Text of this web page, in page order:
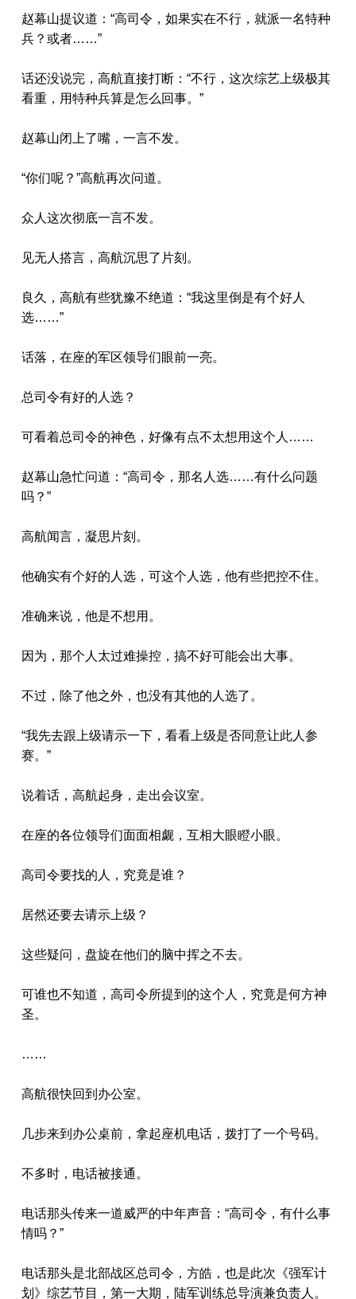
赵幕山提议道：“高司令，如果实在不行，就派一名特种
兵？或者……”
话还没说完，高航直接打断：“不行，这次综艺上级极其
看重，用特种兵算是怎么回事。”
赵幕山闭上了嘴，一言不发。
“你们呢？”高航再次问道。
众人这次彻底一言不发。
见无人搭言，高航沉思了片刻。
良久，高航有些犹豫不绝道：“我这里倒是有个好人
选……”
话落，在座的军区领导们眼前一亮。
总司令有好的人选？
可看着总司令的神色，好像有点不太想用这个人……
赵幕山急忙问道：“高司令，那名人选……有什么问题
吗？”
高航闻言，凝思片刻。
他确实有个好的人选，可这个人选，他有些把控不住。
准确来说，他是不想用。
因为，那个人太过难操控，搞不好可能会出大事。
不过，除了他之外，也没有其他的人选了。
“我先去跟上级请示一下，看看上级是否同意让此人参
赛。”
说着话，高航起身，走出会议室。
在座的各位领导们面面相觑，互相大眼瞪小眼。
高司令要找的人，究竟是谁？
居然还要去请示上级？
这些疑问，盘旋在他们的脑中挥之不去。
可谁也不知道，高司令所提到的这个人，究竟是何方神
圣。
……
高航很快回到办公室。
几步来到办公桌前，拿起座机电话，拨打了一个号码。
不多时，电话被接通。
电话那头传来一道威严的中年声音：“高司令，有什么事
情吗？”
电话那头是北部战区总司令，方皓，也是此次《强军计
划》综艺节目，第一大期，陆军训练总导演兼负责人。